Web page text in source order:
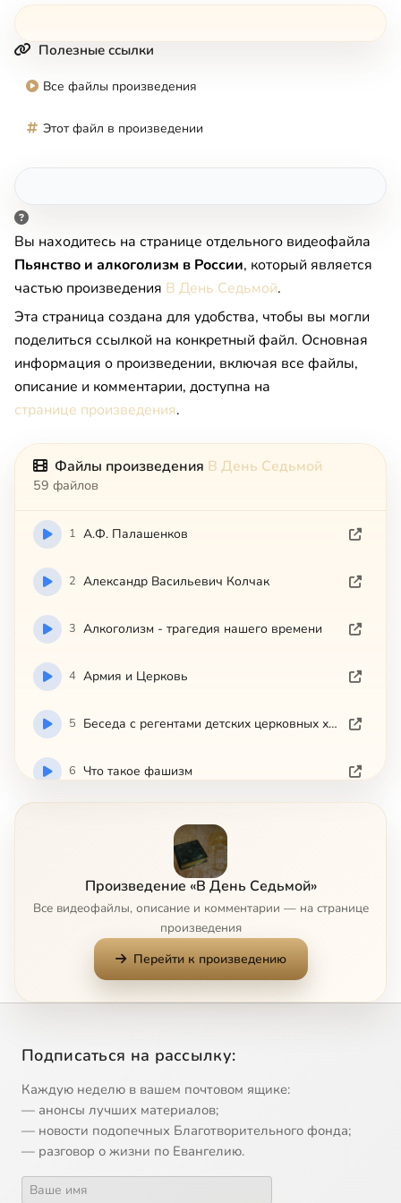
Полезные ссылки
Все файлы произведения
Этот файл в произведении
Вы находитесь на странице отдельного видеофайла
Пьянство и алкоголизм в России, который является
частью произведения В День Седьмой.
Эта страница создана для удобства, чтобы вы могли
поделиться ссылкой на конкретный файл. Основная
информация о произведении, включая все файлы,
описание и комментарии, доступна на
странице произведения.
Файлы произведения В День Седьмой
59 файлов
1 А.Ф. Палашенков
2 Александр Васильевич Колчак
3 Алкоголизм - трагедия нашего времени
4 Армия и Церковь
5 Беседа с регентами детских церковных хоров
6 Что такое фашизм
День победы.Работа поисковых отрядов
9 Детские дома в России. Часть 1
Детские дома в России. Часть 2
11 Духовно-нравственное воспитание в школах
12 Духовное основание казачества
Духовное воспитание
14 Движение футуристов
15
Произведение «В День Седьмой»
Все видеофайлы, описание и комментарии — на странице
произведения
Перейти к произведению
Подписаться на рассылку:
Каждую неделю в вашем почтовом ящике:
— анонсы лучших материалов;
— новости подопечных Благотворительного фонда;
— разговор о жизни по Евангелию.